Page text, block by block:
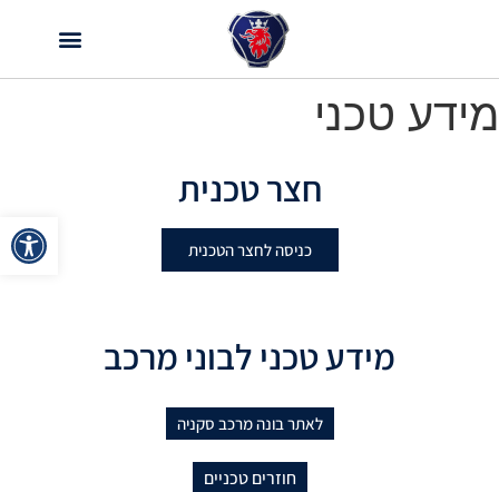
מידע טכני
חצר טכנית
כניסה לחצר הטכנית
מידע טכני לבוני מרכב
לאתר בונה מרכב סקניה
חוזרים טכניים